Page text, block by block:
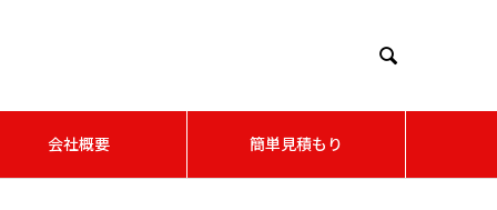

会社概要 簡単見積もり